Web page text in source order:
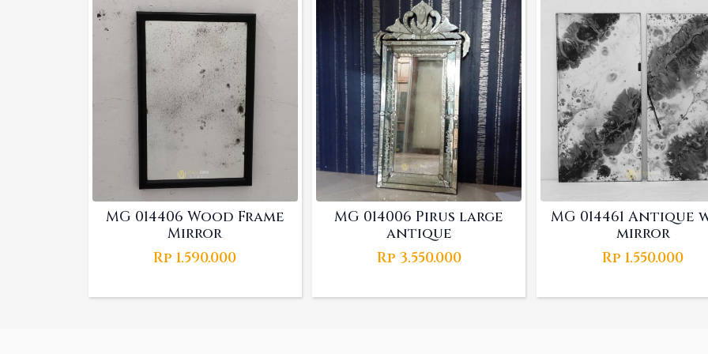
MG 014406 Wood Frame
Mirror
Rp 1.590.000
MG 014006 Pirus large
antique
Rp 3.550.000
MG 014461 Antique
mirror
Rp 1.550.000